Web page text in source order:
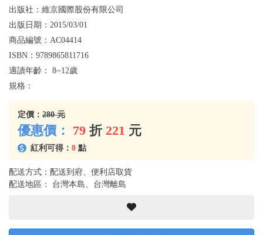
出版社： 維京國際股份有限公司
出版日期： 2015/03/01
商品編號： AC04414
ISBN： 9789865811716
適讀年齡： 8~12歲
規格：
定價： 280 元
優惠價： 79 折 221 元
紅利可得： 0 點
配送方式：配送到府、便利店取貨
配送地區： 台灣本島、台灣離島